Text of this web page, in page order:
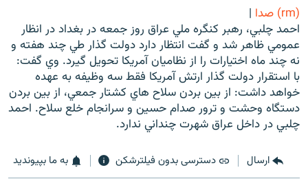
فرکانس‌ها
گزارش‌های تصویری
گزارش‌های ویدئویی
زنان فردا
English
به ما بپیوندید
(rm) صدا
|
احمد چلبي، رهبر كنگره ملي عراق روز جمعه در بغداد در انظار
عمومي ظاهر شد و گفت انتظار دارد دولت گذار طي چند هفته و
نه چند ماه اختيارات را از نظاميان آمريكا تحويل گيرد. وي گفت:
با استقرار دولت گذار ارتش آمريكا فقط سه وظيفه به عهده
خواهد داشت: از بين بردن سلاح هاي كشتار جمعي، از بين بردن
دستگاه وحشت و ترور صدام حسين و سرانجام خلع سلاح. احمد
چلبي در داخل عراق شهرت چنداني ندارد.
ارسال دسترسی بدون فیلترشکن به ما بپیوندید